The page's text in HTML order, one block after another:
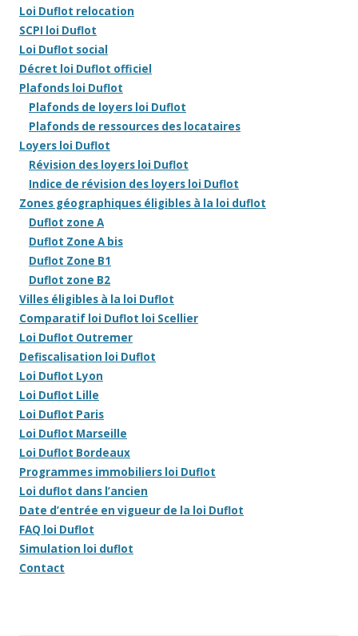
Loi Duflot relocation
SCPI loi Duflot
Loi Duflot social
Décret loi Duflot officiel
Plafonds loi Duflot
Plafonds de loyers loi Duflot
Plafonds de ressources des locataires
Loyers loi Duflot
Révision des loyers loi Duflot
Indice de révision des loyers loi Duflot
Zones géographiques éligibles à la loi duflot
Duflot zone A
Duflot Zone A bis
Duflot Zone B1
Duflot zone B2
Villes éligibles à la loi Duflot
Comparatif loi Duflot loi Scellier
Loi Duflot Outremer
Defiscalisation loi Duflot
Loi Duflot Lyon
Loi Duflot Lille
Loi Duflot Paris
Loi Duflot Marseille
Loi Duflot Bordeaux
Programmes immobiliers loi Duflot
Loi duflot dans l’ancien
Date d’entrée en vigueur de la loi Duflot
FAQ loi Duflot
Simulation loi duflot
Contact